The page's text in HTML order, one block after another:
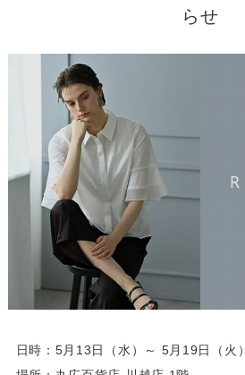
らせ
日時：5月13日（水）～ 5月19日（火）